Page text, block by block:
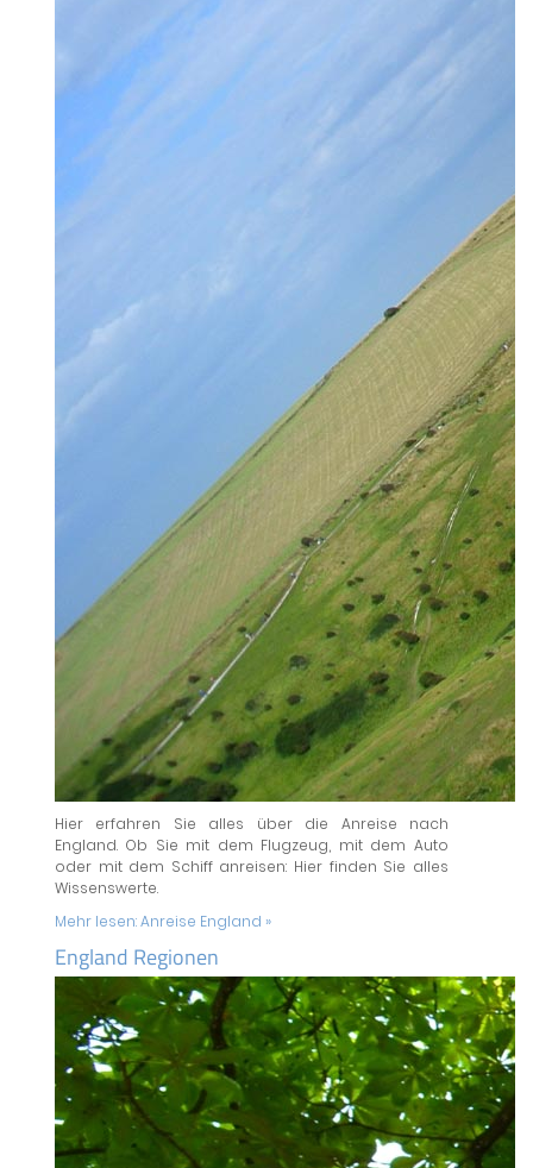
Hier erfahren Sie alles über die Anreise nach
England. Ob Sie mit dem Flugzeug, mit dem Auto
oder mit dem Schiff anreisen: Hier finden Sie alles
Wissenswerte.
Mehr lesen:Anreise England »
England Regionen